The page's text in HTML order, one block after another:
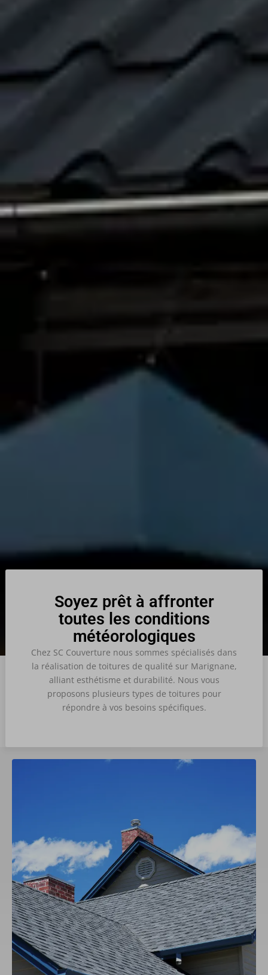
Soyez prêt à affronter
toutes les conditions
météorologiques
Chez SC Couverture nous sommes spécialisés dans
la réalisation de toitures de qualité sur Marignane,
alliant esthétisme et durabilité. Nous vous
proposons plusieurs types de toitures pour
répondre à vos besoins spécifiques.